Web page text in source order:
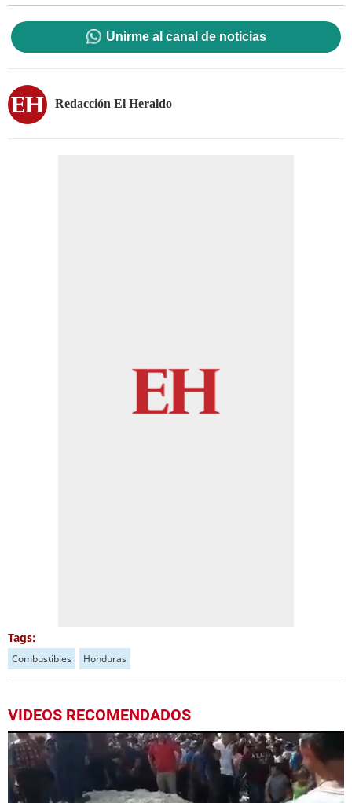
Unirme al canal de noticias
Redacción El Heraldo
Tags:
Combustibles Honduras
VIDEOS RECOMENDADOS